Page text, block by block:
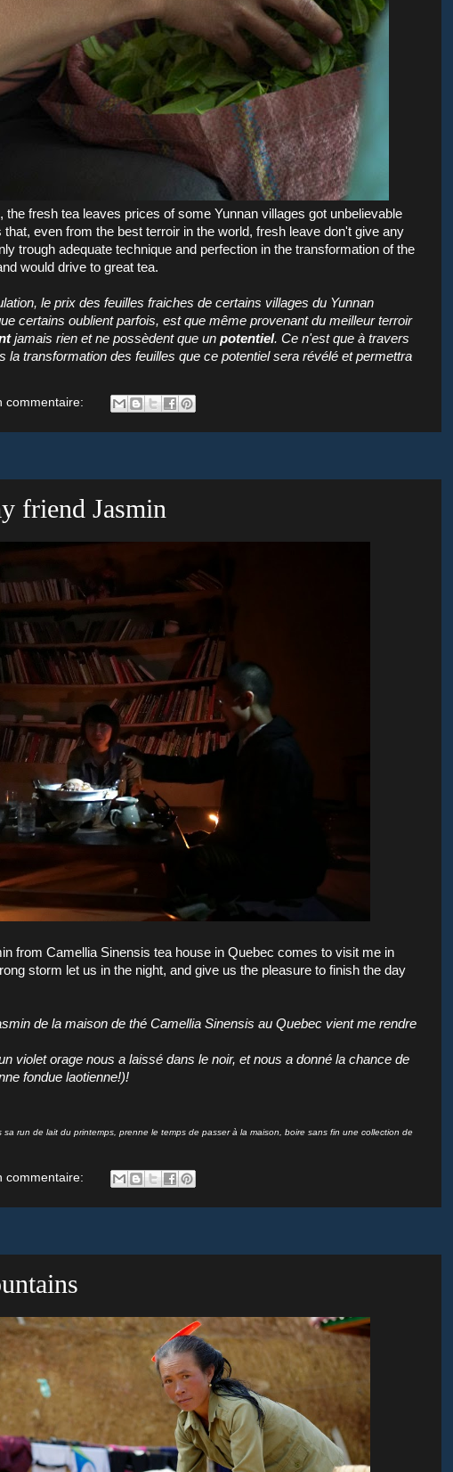
fresh tea leaves prices of some Yunnan villages got unbelievable
even from the best terroir in the world, fresh leave don't give any
trough adequate technique and perfection in the transformation of the
would drive to great tea.
le prix des feuilles fraiches de certains villages du Yunnan
certains oublient parfois, est que même provenant du meilleur terroir
jamais rien et ne possèdent que un potentiel. Ce n'est que à travers
la transformation des feuilles que ce potentiel sera révélé et permettra
commentaire:
friend Jasmin
from Camellia Sinensis tea house in Quebec comes to visit me in
storm let us in the night, and give us the pleasure to finish the day
de la maison de thé Camellia Sinensis au Quebec vient me rendre
violet orage nous a laissé dans le noir, et nous a donné la chance de
fondue laotienne!)!
sa run de lait du printemps, prenne le temps de passer à la maison, boire sans fin une collection de
commentaire: